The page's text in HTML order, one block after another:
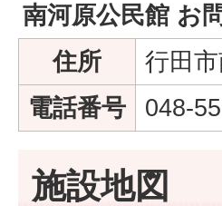
南河原公民館 お
住所
行田
電話番号
048-
施設地図